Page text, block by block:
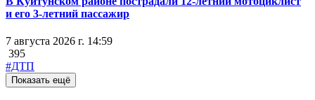
и его 3-летний пассажир
7 августа 2026 г. 14:59
395
#ДТП
Показать ещё